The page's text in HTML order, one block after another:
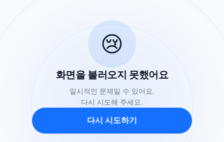
😢
화면을 불러오지 못했어요
일시적인 문제일 수 있어요.
다시 시도해 주세요.
다시 시도하기